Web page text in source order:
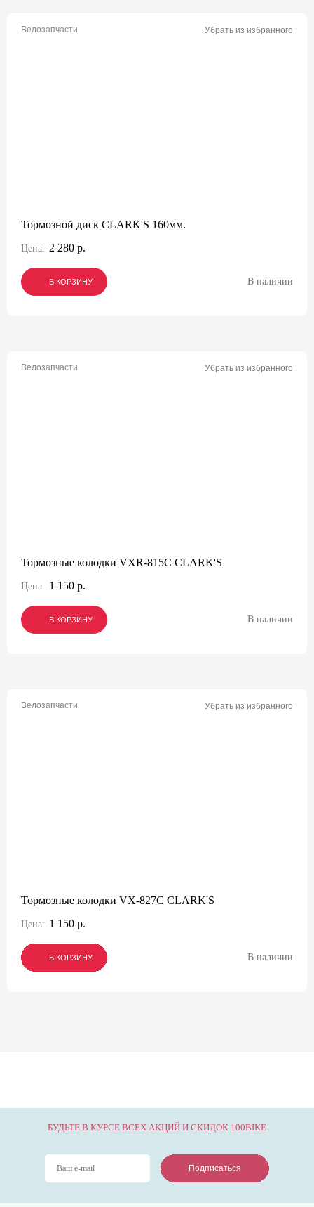
Велозапчасти Убрать из избранного
Тормозной диск CLARK'S 160мм.
Цена: 2 280 р.
В КОРЗИНУ
В КОРЗИНУ
В КОРЗИНУ В наличии
Велозапчасти Убрать из избранного
Тормозные колодки VXR-815C CLARK'S
Цена: 1 150 р.
В КОРЗИНУ
В КОРЗИНУ
В КОРЗИНУ В наличии
Велозапчасти Убрать из избранного
Тормозные колодки VX-827C CLARK'S
Цена: 1 150 р.
В КОРЗИНУ
В КОРЗИНУ
В КОРЗИНУ В наличии
БУДЬТЕ В КУРСЕ ВСЕХ АКЦИЙ И СКИДОК 100BIKE
Подписаться
Подписаться
Подписаться